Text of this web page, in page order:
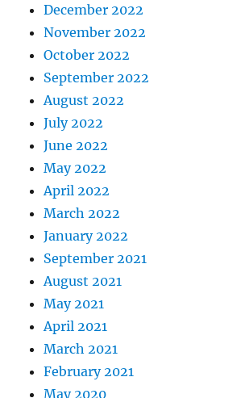
December 2022
November 2022
October 2022
September 2022
August 2022
July 2022
June 2022
May 2022
April 2022
March 2022
January 2022
September 2021
August 2021
May 2021
April 2021
March 2021
February 2021
May 2020